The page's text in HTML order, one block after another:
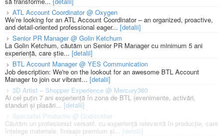
ATL Account Coordinator @ Oxygen
We’re looking for an ATL Account Coordinator – an organized, proactive,
and detail-oriented professional eager... [detalii]
Senior PR Manager @ Golin Ketchum
La Golin Ketchum, căutăm un Senior PR Manager cu minimum 5 ani
experiență, care știe... [detalii]
BTL Account Manager @ YES Communication
Job description: We're on the lookout for an awesome BTL Account
Manager to join our vibrant... [detalii]
3D Artist – Shopper Experience @ Mercury360
Ai cel puțin 7 ani experiență în zona de BTL (evenimente, activări,
standuri și plasări...[detalii]
Specialist Productie @ Godmother
Căutăm un profesionist versatil, cu experiență relevantă în producție, care
înțelege materiale, finisaje premium și... [detalii]